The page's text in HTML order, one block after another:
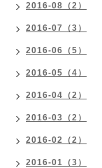
2016-08（2）
2016-07（3）
2016-06（5）
2016-05（4）
2016-04（2）
2016-03（2）
2016-02（2）
2016-01（3）